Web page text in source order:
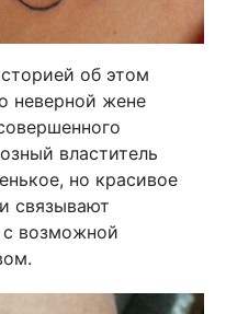
об этом
неверной жене
властитель
но красивое
связывают
с возможной